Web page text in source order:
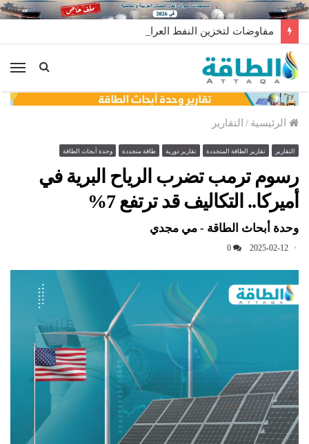
مفاوضات لتخزين النفط العراقي في الخارج
الرئيسية / التقارير
التقارير تقارير الطاقة المتجددة تقارير دورية طاقة متجددة وحدة أبحاث الطاقة
رسوم ترمب تضرب الرياح البرية في
أميركا.. التكاليف قد ترتفع 7%
وحدة أبحاث الطاقة - مي مجدي
2025-02-12
0